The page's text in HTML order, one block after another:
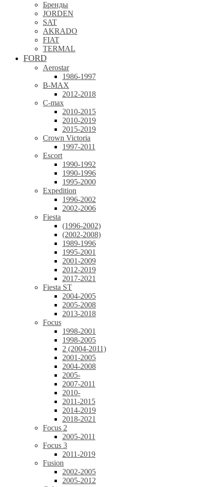
Бренды
JORDEN
SAT
AKRADO
FIAT
TERMAL
FORD
Aerostar
1986-1997
B-MAX
2012-2018
C-max
2010-2015
2010-2019
2015-2019
Crown Victoria
1997-2011
Escort
1990-1992
1990-1996
1995-2000
Expedition
1996-2002
2002-2006
Fiesta
(1996-2002)
(2002-2008)
1989-1996
1995-2001
2001-2009
2012-2019
2017-2021
Fiesta ST
2004-2005
2005-2008
2013-2018
Focus
1998-2001
1998-2005
2 (2004-2011)
2001-2005
2004-2008
2005-
2007-2011
2010-
2011-2015
2014-2019
2018-2021
Focus 2
2005-2011
Focus 3
2011-2019
Fusion
2002-2005
2005-2012